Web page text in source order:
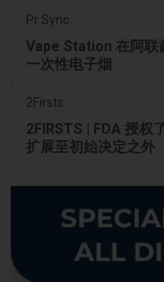
Pr Sync
Vape Station 在阿联
一次性电子烟
2Firsts
2FIRSTS | FDA 授权
扩展至初始决定之外